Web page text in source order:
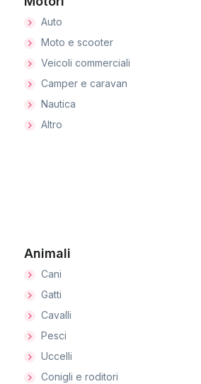
Auto
Moto e scooter
Veicoli commerciali
Camper e caravan
Nautica
Altro
Animali
Cani
Gatti
Cavalli
Pesci
Uccelli
Conigli e roditori